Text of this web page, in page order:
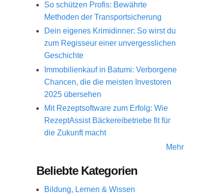
So schützen Profis: Bewährte
Methoden der Transportsicherung
Dein eigenes Krimidinner: So wirst du
zum Regisseur einer unvergesslichen
Geschichte
Immobilienkauf in Batumi: Verborgene
Chancen, die die meisten Investoren
2025 übersehen
Mit Rezeptsoftware zum Erfolg: Wie
RezeptAssist Bäckereibetriebe fit für
die Zukunft macht
Mehr
Beliebte Kategorien
Bildung, Lernen & Wissen